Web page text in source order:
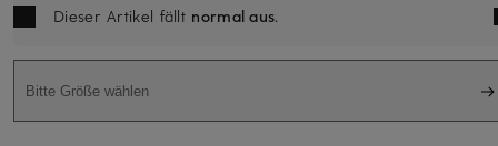
Dieser Artikel fällt normal aus.
Bitte Größe wählen